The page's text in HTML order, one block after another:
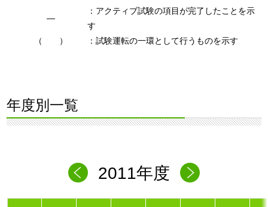
―
：アクティブ試験の項目が完了したことを示
す
（ ）
：試験運転の一環として行うものを示す
年度別一覧
2011年度